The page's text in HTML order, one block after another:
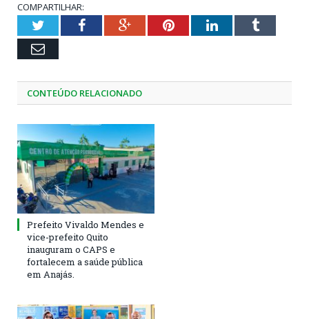
COMPARTILHAR:
TwitterFacebookGoogle+PinterestLinkedInTumblr
Email
CONTEÚDO RELACIONADO
Prefeito Vivaldo Mendes e
vice-prefeito Quito
inauguram o CAPS e
fortalecem a saúde pública
em Anajás.